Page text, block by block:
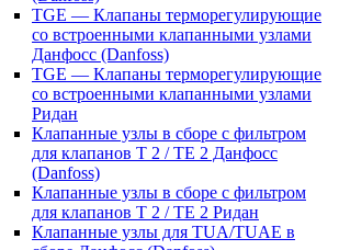
TGE — Клапаны терморегулирующие
со встроенными клапанными узлами
Данфосс (Danfoss)
TGE — Клапаны терморегулирующие
со встроенными клапанными узлами
Ридан
Клапанные узлы в сборе с фильтром
для клапанов T 2 / TE 2 Данфосс
(Danfoss)
Клапанные узлы в сборе с фильтром
для клапанов T 2 / TE 2 Ридан
Клапанные узлы для TUA/TUAE в